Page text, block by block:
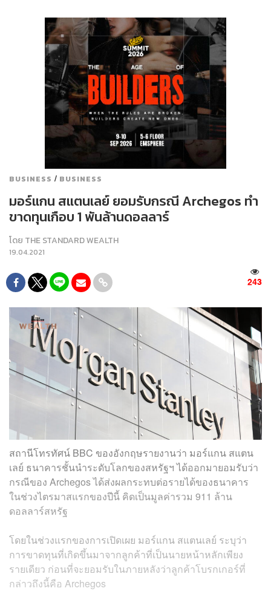
BUSINESS / BUSINESS
มอร์แกน สแตนเลย์ ยอมรับกรณี Archegos ทำ
ขาดทุนเกือบ 1 พันล้านดอลลาร์
โดย THE STANDARD WEALTH
19.04.2021
243
สถานีโทรทัศน์ BBC ของอังกฤษรายงานว่า มอร์แกน สแตน
เลย์ ธนาคารชั้นนำระดับโลกของสหรัฐฯ ได้ออกมายอมรับว่า
กรณีของ Archegos ได้ส่งผลกระทบต่อรายได้ของธนาคาร
ในช่วงไตรมาสแรกของปีนี้ คิดเป็นมูลค่ารวม 911 ล้าน
ดอลลาร์สหรัฐ
โดยในช่วงแรกของการเปิดเผย มอร์แกน สแตนเลย์ ระบุว่า
การขาดทุนที่เกิดขึ้นมาจากลูกค้าที่เป็นนายหน้าหลักเพียง
รายเดียว ก่อนที่จะยอมรับในภายหลังว่าลูกค้าโบรกเกอร์ที่
กล่าวถึงนี้คือ Archegos